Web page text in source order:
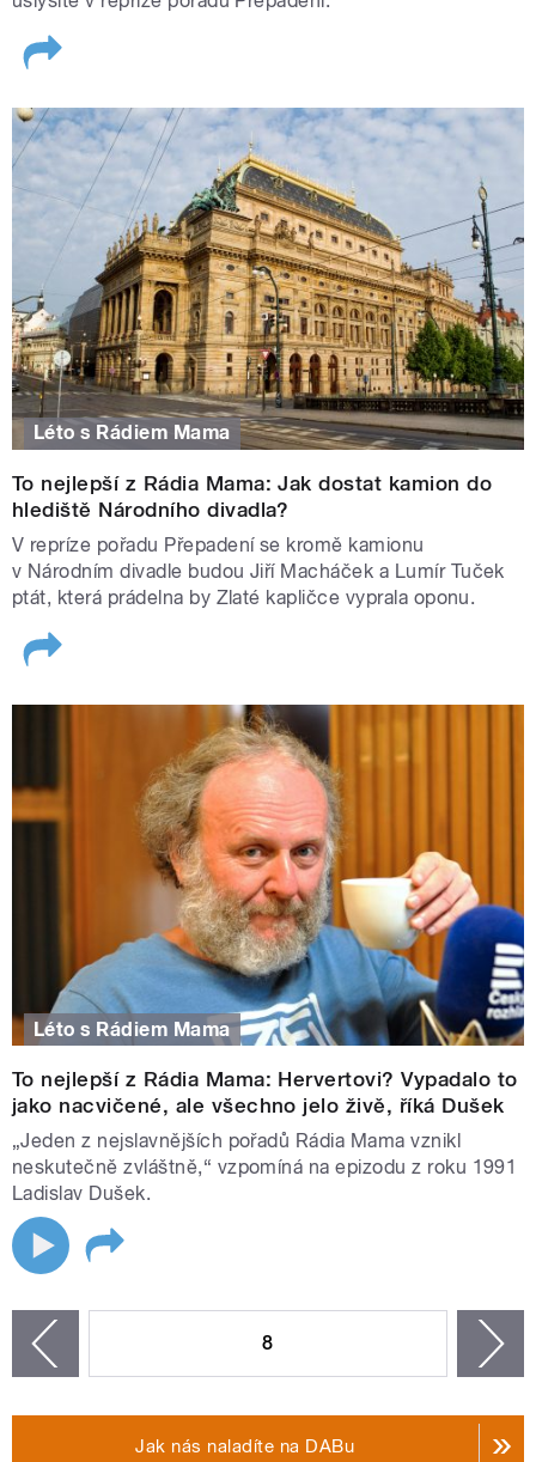
Léto s Rádiem Mama
To nejlepší z Rádia Mama: Jak dostat kamion do
hlediště Národního divadla?
V repríze pořadu Přepadení se kromě kamionu
v Národním divadle budou Jiří Macháček a Lumír Tuček
ptát, která prádelna by Zlaté kapličce vyprala oponu.
Léto s Rádiem Mama
To nejlepší z Rádia Mama: Hervertovi? Vypadalo to
jako nacvičené, ale všechno jelo živě, říká Dušek
„Jeden z nejslavnějších pořadů Rádia Mama vznikl
neskutečně zvláštně,“ vzpomíná na epizodu z roku 1991
Ladislav Dušek.
8
Jak nás naladíte na DABu